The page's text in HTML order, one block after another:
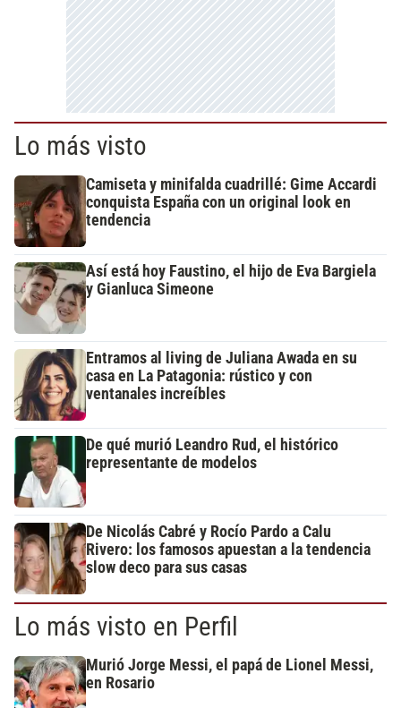
Lo más visto
Camiseta y minifalda cuadrillé: Gime Accardi
conquista España con un original look en
tendencia
Así está hoy Faustino, el hijo de Eva Bargiela
y Gianluca Simeone
Entramos al living de Juliana Awada en su
casa en La Patagonia: rústico y con
ventanales increíbles
De qué murió Leandro Rud, el histórico
representante de modelos
De Nicolás Cabré y Rocío Pardo a Calu
Rivero: los famosos apuestan a la tendencia
slow deco para sus casas
Lo más visto en Perfil
Murió Jorge Messi, el papá de Lionel Messi,
en Rosario